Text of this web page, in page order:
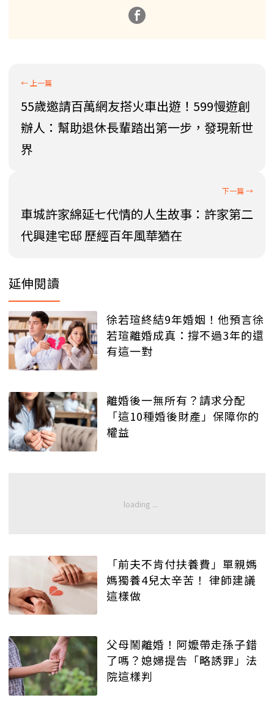
55歲邀請百萬網友搭火車出遊！599慢遊創
辦人：幫助退休長輩踏出第一步，發現新世
界
車城許家綿延七代情的人生故事：許家第二
代興建宅邸 歷經百年風華猶在
延伸閱讀
徐若瑄終結9年婚姻！他預言徐
若瑄離婚成真：撐不過3年的還
有這一對
離婚後一無所有？請求分配
「這10種婚後財產」保障你的
權益
「前夫不肯付扶養費」單親媽
媽獨養4兒太辛苦！ 律師建議
這樣做
父母鬧離婚！阿嬤帶走孫子錯
了嗎？媳婦提告「略誘罪」法
院這樣判